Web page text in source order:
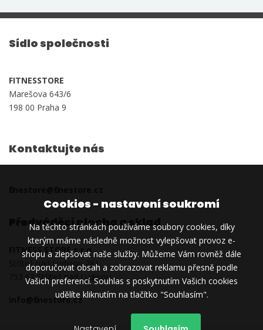
Sídlo společnosti
FITNESSTORE
Marešova 643/6
198 00 Praha 9
Kontaktujte nás
Předváděcí plocha a sklad
FITNESS STORE s.r.o.
Střítež nad Ludinou 281
753 63 Střítež nad Ludinou
info@fitnestore.cz
Cookies - nastavení soukromí
Na těchto stránkách používáme soubory cookies, díky
kterým máme následně možnost vylepšovat provoz e-
shopu a zlepšovat naše služby. Můžeme Vám rovněž dále
doporučovat obsah a zobrazovat reklamu přesně podle
Vašich preferencí. Souhlas s poskytnutím Vašich cookies
udělíte kliknutím na tlačítko "Souhlasím".